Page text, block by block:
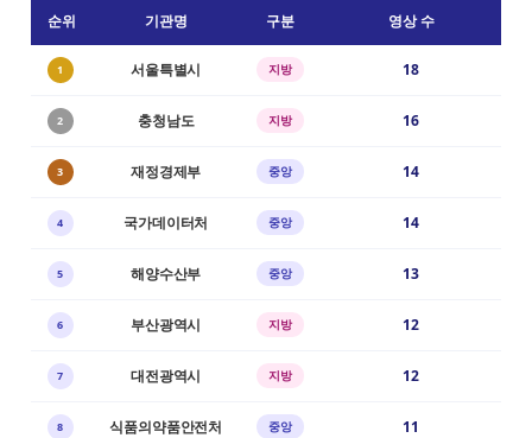
순위 기관명 구분 영상 수
1 서울특별시 지방 18
2 충청남도 지방 16
3 재정경제부 중앙 14
4 국가데이터처 중앙 14
5 해양수산부 중앙 13
6 부산광역시 지방 12
7 대전광역시 지방 12
8 식품의약품안전처 중앙 11